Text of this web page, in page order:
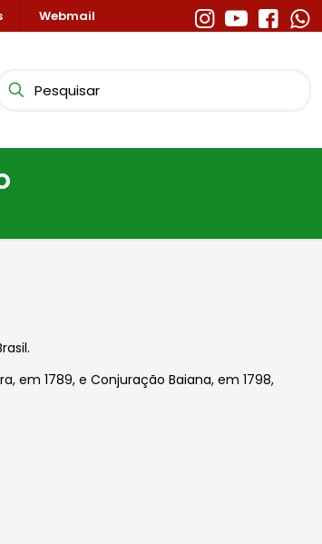
Webmail
em 1789, e Conjuração Baiana, em 1798,